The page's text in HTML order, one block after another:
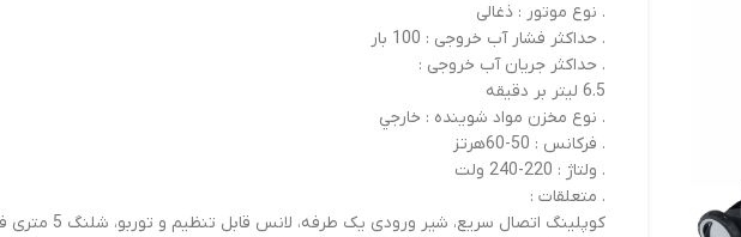
. نوع موتور : ذغالی
. حداکثر فشار آب خروجی : 100 بار
. حداکثر جریان آب خروجی :
6.5 لیتر بر دقیقه
. نوع مخزن مواد شوینده : خارجي
. فرکانس : 50-60هرتز
. ولتاژ : 220-240 ولت
. متعلقات :
کوپلینگ اتصال سریع، شیر ورودی یک